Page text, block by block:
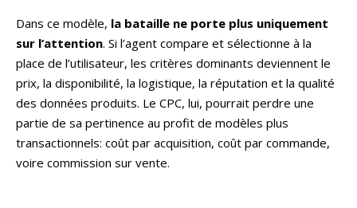
Dans ce modèle, la bataille ne porte plus uniquement
sur l’attention. Si l’agent compare et sélectionne à la
place de l’utilisateur, les critères dominants deviennent le
prix, la disponibilité, la logistique, la réputation et la qualité
des données produits. Le CPC, lui, pourrait perdre une
partie de sa pertinence au profit de modèles plus
transactionnels: coût par acquisition, coût par commande,
voire commission sur vente.